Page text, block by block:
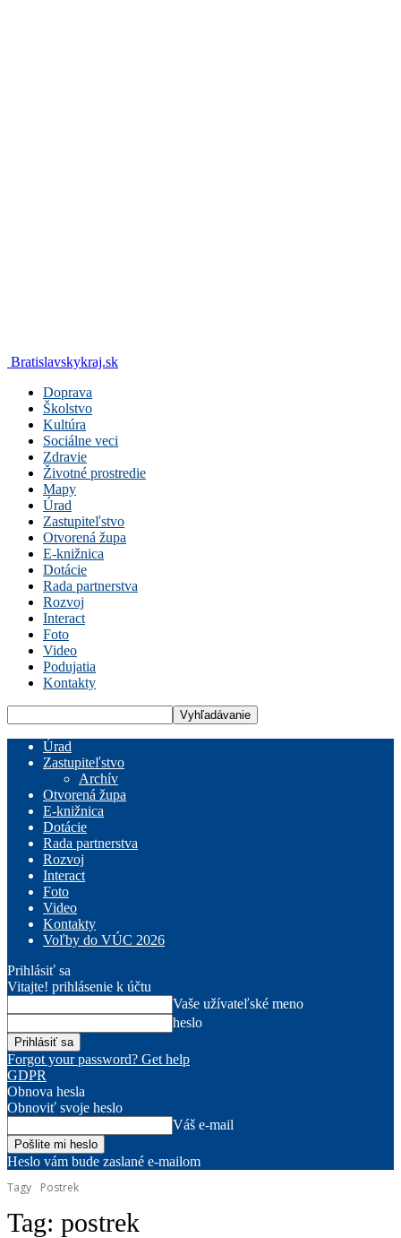
Bratislavskykraj.sk
Doprava
Školstvo
Kultúra
Sociálne veci
Zdravie
Životné prostredie
Mapy
Úrad
Zastupiteľstvo
Otvorená župa
E-knižnica
Dotácie
Rada partnerstva
Rozvoj
Interact
Foto
Video
Podujatia
Kontakty
Úrad
Zastupiteľstvo
Archív
Otvorená župa
E-knižnica
Dotácie
Rada partnerstva
Rozvoj
Interact
Foto
Video
Kontakty
Voľby do VÚC 2026
Prihlásiť sa
Vitajte! prihlásenie k účtu
Vaše užívateľské meno
heslo
Forgot your password? Get help
GDPR
Obnova hesla
Obnoviť svoje heslo
Váš e-mail
Heslo vám bude zaslané e-mailom
Tagy
Postrek
Tag: postrek